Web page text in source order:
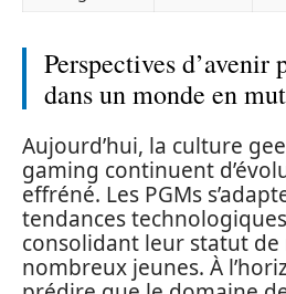
Perspectives d’avenir
dans un monde en
Aujourd’hui, la culture
gaming continuent
effréné. Les PGMs
tendances
consolidant leur statut
nombreux jeunes. À